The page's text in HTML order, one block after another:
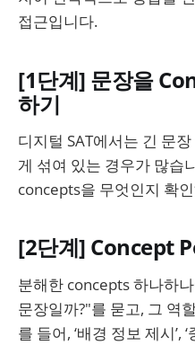
접근입니다.
[1단계] 문장을
하기
디지털 SAT에서는 긴 문
게 섞여 있는 경우가 많습
concepts을 무엇인지 확
[2단계] Concept
분해한 concepts 하나하
문장일까?"를 묻고, 그 역
를 들어, ‘배경 정보 제시’,